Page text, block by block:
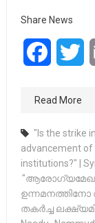
Share News
Read More
"Is the strike
advancement of
institutions?" |
തകർച്ച